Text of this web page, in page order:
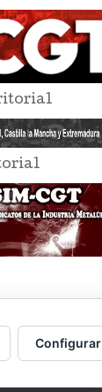
Configurar